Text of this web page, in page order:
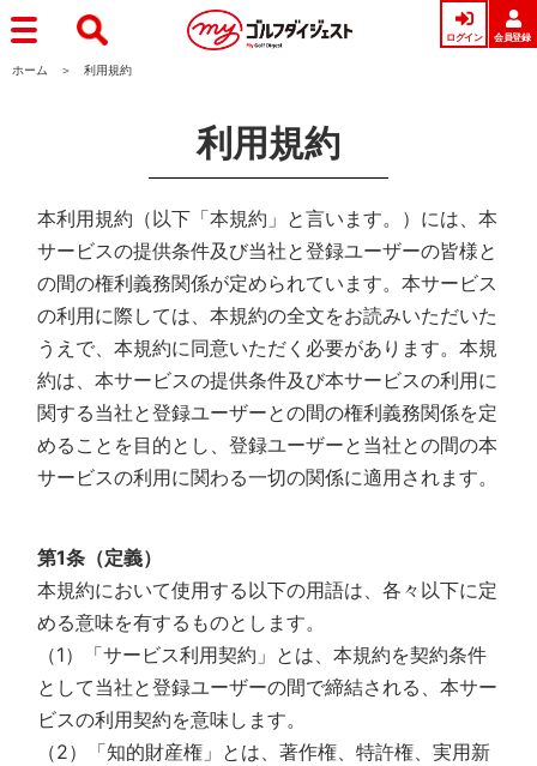
ログイン 会員登録
ホーム 利用規約
利用規約
本利用規約（以下「本規約」と言います。）には、本
サービスの提供条件及び当社と登録ユーザーの皆様と
の間の権利義務関係が定められています。本サービス
の利用に際しては、本規約の全文をお読みいただいた
うえで、本規約に同意いただく必要があります。本規
約は、本サービスの提供条件及び本サービスの利用に
関する当社と登録ユーザーとの間の権利義務関係を定
めることを目的とし、登録ユーザーと当社との間の本
サービスの利用に関わる一切の関係に適用されます。
第1条（定義）
本規約において使用する以下の用語は、各々以下に定
める意味を有するものとします。
（1）「サービス利用契約」とは、本規約を契約条件
として当社と登録ユーザーの間で締結される、本サー
ビスの利用契約を意味します。
（2）「知的財産権」とは、著作権、特許権、実用新